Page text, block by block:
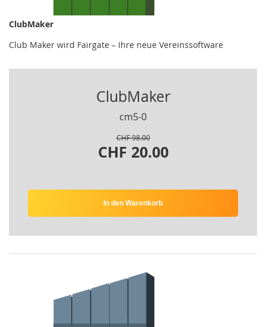
ClubMaker
Club Maker wird Fairgate – Ihre neue Vereinssoftware
ClubMaker
CHF 98.00
CHF 20.00
cm5-0
In den Warenkorb